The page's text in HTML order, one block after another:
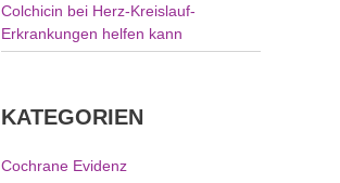
Colchicin bei Herz-Kreislauf-
Erkrankungen helfen kann
KATEGORIEN
Cochrane Evidenz